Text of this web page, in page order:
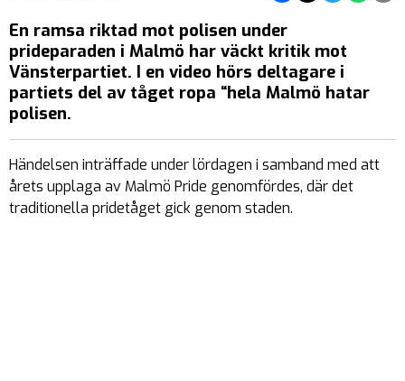
En ramsa riktad mot polisen under
prideparaden i Malmö har väckt kritik mot
Vänsterpartiet. I en video hörs deltagare i
partiets del av tåget ropa “hela Malmö hatar
polisen.
Händelsen inträffade under lördagen i samband med att
årets upplaga av Malmö Pride genomfördes, där det
traditionella pridetåget gick genom staden.